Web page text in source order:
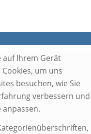
auf Ihrem Gerät
um uns
besuchen, wie Sie
verbessern und